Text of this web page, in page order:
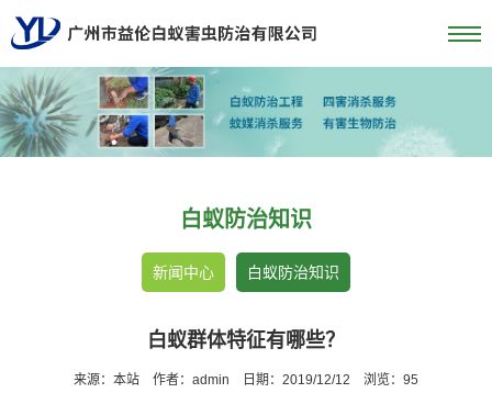
白蚁防治知识
新闻中心 白蚁防治知识
白蚁群体特征有哪些？
来源：本站 作者：admin 日期：2019/12/12 浏览： 95